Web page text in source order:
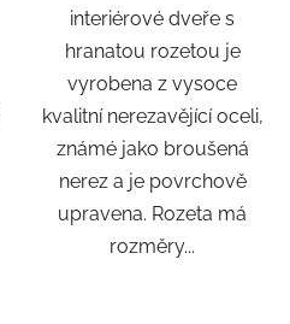
interiérové ​​dveře s
hranatou rozetou je
vyrobena z vysoce
kvalitní nerezavějící oceli,
známé jako broušená
nerez a je povrchově
upravena. Rozeta má
rozměry...